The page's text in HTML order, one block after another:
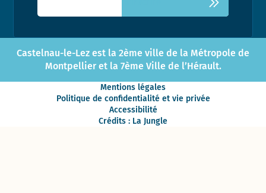
Castelnau-le-Lez est la 2ème ville de la Métropole de
Montpellier et la 7ème Ville de l’Hérault.
Mentions légales
Politique de confidentialité et vie privée
Accessibilité
Crédits : La Jungle